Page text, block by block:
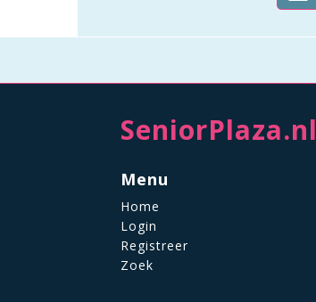
SeniorPlaza.nl
Menu
Home
Login
Registreer
Zoek